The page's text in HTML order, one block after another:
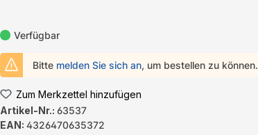
Verfügbar
Bitte melden Sie sich an, um bestellen zu können.
Zum Merkzettel hinzufügen
Artikel-Nr.: 63537
EAN: 4326470635372